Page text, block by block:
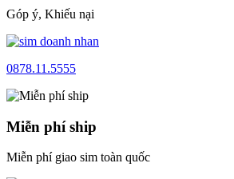
Góp ý, Khiếu nại
0878.11.5555
Miễn phí ship
Miễn phí giao sim toàn quốc